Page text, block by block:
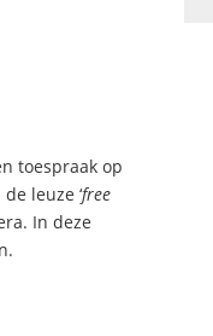
toespraak op
leuze ‘free
In deze